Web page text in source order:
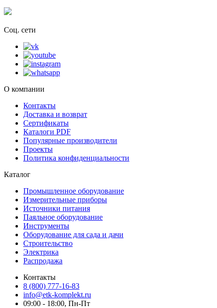
Соц. сети
О компании
Контакты
Доставка и возврат
Сертификаты
Каталоги PDF
Популярные производители
Проекты
Политика конфиденциальности
Каталог
Промышленное оборудование
Измерительные приборы
Источники питания
Паяльное оборудование
Инструменты
Оборудование для сада и дачи
Строительство
Электрика
Распродажа
Контакты
8 (800) 777-16-83
info@etk-komplekt.ru
09:00 - 18:00, Пн-Пт